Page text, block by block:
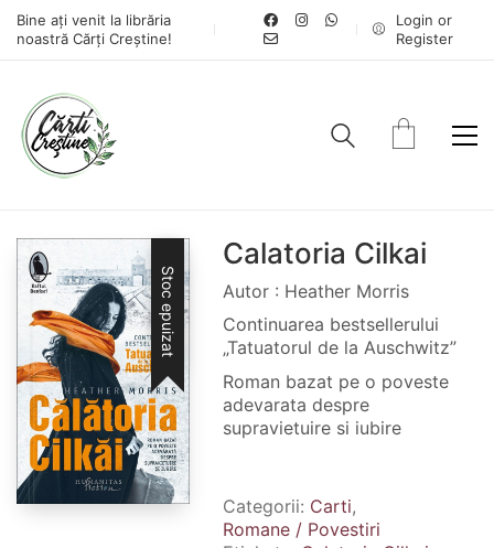
Bine ați venit la librăria
noastră Cărți Creștine!
Login or
Register
Stoc epuizat
Calatoria Cilkai
Autor : Heather Morris
Continuarea bestsellerului
„Tatuatorul de la Auschwitz”
Roman bazat pe o poveste
adevarata despre
supravietuire si iubire
Categorii: Carti,
Romane / Povestiri